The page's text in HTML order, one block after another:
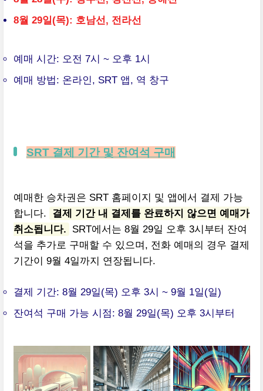
8월 29일(목): 호남선, 전라선
예매 시간: 오전 7시 ~ 오후 1시
예매 방법: 온라인, SRT 앱, 역 창구
SRT 결제 기간 및 잔여석 구매
예매한 승차권은 SRT 홈페이지 및 앱에서 결제 가능
합니다.
결제 기간 내 결제를 완료하지 않으면 예매가
취소됩니다.
SRT에서는 8월 29일 오후 3시부터 잔여
석을 추가로 구매할 수 있으며, 전화 예매의 경우 결제
기간이 9월 4일까지 연장됩니다.
결제 기간: 8월 29일(목) 오후 3시 ~ 9월 1일(일)
잔여석 구매 가능 시점: 8월 29일(목) 오후 3시부터